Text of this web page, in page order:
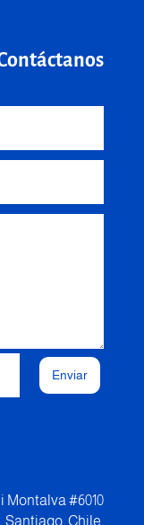
Enviar
Montalva #6010
Santiago, Chile.